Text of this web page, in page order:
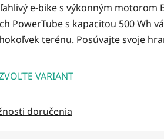
e-bike s výkonným motorom
PowerTube s kapacitou 500 Wh
terénu. Posúvajte svoje
VARIANT
doručenia